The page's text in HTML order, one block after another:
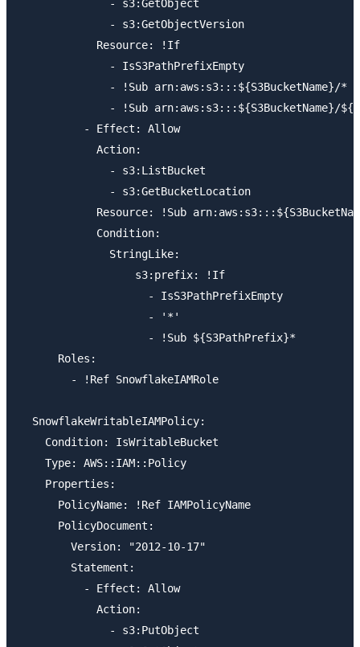
              - s3:GetObject
              - s3:GetObjectVersion
            Resource: !If
              - IsS3PathPrefixEmpty
              - !Sub arn:aws:s3:::${S3BucketName}/*
- !Sub arn:aws:s3:::${S3BucketName}/
          - Effect: Allow
            Action:
              - s3:ListBucket
              - s3:GetBucketLocation
Resource: !Sub
            Condition:
              StringLike:
                  s3:prefix: !If
                    - IsS3PathPrefixEmpty
                    - '*'
                    - !Sub ${S3PathPrefix}*
      Roles:
        - !Ref SnowflakeIAMRole
  SnowflakeWritableIAMPolicy:
    Condition: IsWritableBucket
    Type: AWS::IAM::Policy
    Properties:
      PolicyName: !Ref IAMPolicyName
      PolicyDocument:
        Version: "2012-10-17"
        Statement:
          - Effect: Allow
            Action:
              - s3:PutObject